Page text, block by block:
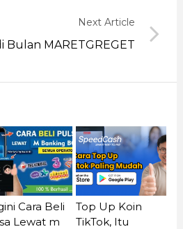
Next Article
Bulan MARETGREGET
Cara Beli
Lewat m
Top Up Koin
TikTok, Itu